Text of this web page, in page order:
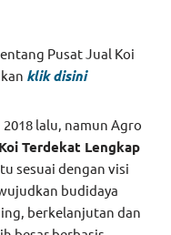
Pusat Jual Koi
klik disini
lalu, namun Agro
Terdekat Lengkap
sesuai dengan visi
budidaya
berkelanjutan dan